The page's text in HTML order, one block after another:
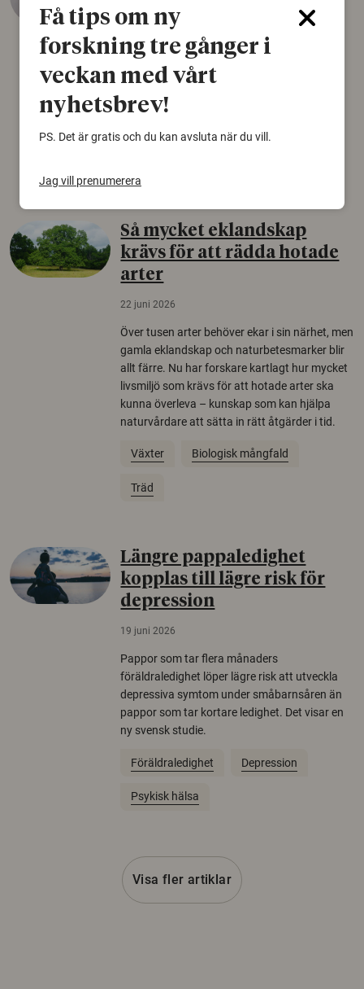
22 juni 2026
Det som arkeologer länge trodde var en
björnfäll visar sig vara delar av en 2000 år
skomode och beskrivs som mycket ovanligt i
Så mycket eklandskap
krävs för att rädda hotade
arter
22 juni 2026
Över tusen arter behöver ekar i sin närhet, men
gamla eklandskap och naturbetesmarker blir
allt färre. Nu har forskare kartlagt hur mycket
livsmiljö som krävs för att hotade arter ska
kunna överleva – kunskap som kan hjälpa
naturvårdare att sätta in rätt åtgärder i tid.
Växter Biologisk mångfald
Träd
Längre pappaledighet
kopplas till lägre risk för
depression
19 juni 2026
Pappor som tar flera månaders
föräldraledighet löper lägre risk att utveckla
depressiva symtom under småbarnsåren än
pappor som tar kortare ledighet. Det visar en
ny svensk studie.
Föräldraledighet Depression
Psykisk hälsa
Visa fler artiklar
Få tips om ny
forskning tre gånger i
veckan med vårt
nyhetsbrev!
PS. Det är gratis och du kan avsluta när du vill.
Jag vill prenumerera